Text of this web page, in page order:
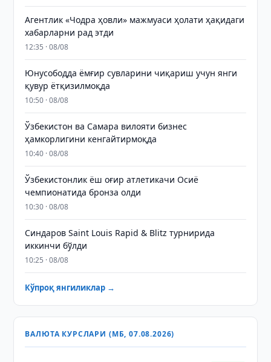
Агентлик «Чодра ҳовли» мажмуаси ҳолати ҳақидаги
хабарларни рад этди
12:35 · 08/08
Юнусободда ёмғир сувларини чиқариш учун янги
қувур ётқизилмоқда
10:50 · 08/08
Ўзбекистон ва Самара вилояти бизнес
ҳамкорлигини кенгайтирмоқда
10:40 · 08/08
Ўзбекистонлик ёш оғир атлетикачи Осиё
чемпионатида бронза олди
10:30 · 08/08
Синдаров Saint Louis Rapid & Blitz турнирида
иккинчи бўлди
10:25 · 08/08
Кўпроқ янгиликлар →
ВАЛЮТА КУРСЛАРИ (МБ, 07.08.2026)